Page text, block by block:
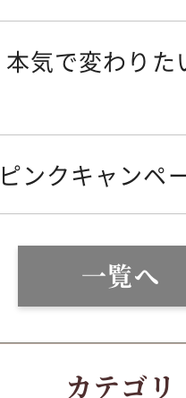
本気で変わり
ンクキャンペ
一覧へ
カテゴリ